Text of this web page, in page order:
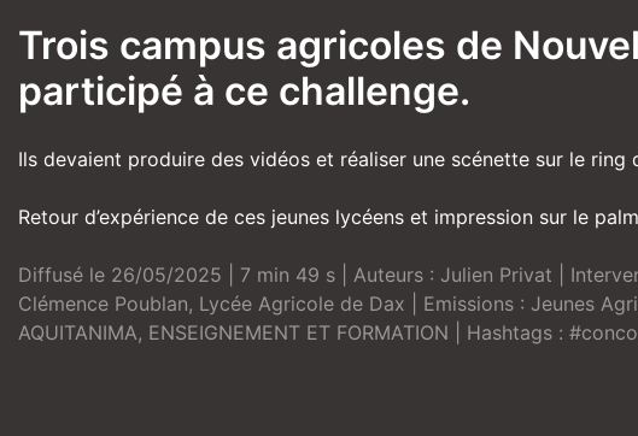
Trois campus agricoles de
participé à ce challenge.
Ils devaient produire des vidéos et réaliser une scénette sur le ring
Retour d’expérience de ces jeunes lycéens et impression sur le
Diffusé le 26/05/2025 | 7 min 49 s | Auteurs : Julien Privat |
Clémence Poublan, Lycée Agricole de Dax | Emissions : Jeunes
AQUITANIMA, ENSEIGNEMENT ET FORMATION | Hashtags :